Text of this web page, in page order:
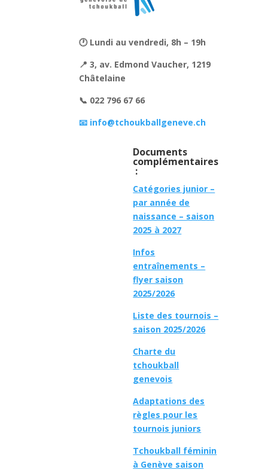
🕐 Lundi au vendredi, 8h – 19h
📍 3, av. Edmond Vaucher, 1219
Châtelaine
📞 022 796 67 66
📧 info@tchoukballgeneve.ch
Documents
complémentaires
:
Catégories junior –
par année de
naissance – saison
2025 à 2027
Infos
entraînements –
flyer saison
2025/2026
Liste des tournois –
saison 2025/2026
Charte du
tchoukball
genevois
Adaptations des
règles pour les
tournois juniors
Tchoukball féminin
à Genève saison